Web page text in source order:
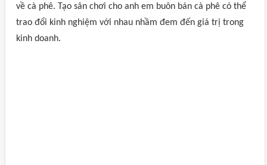
về cà phê. Tạo sân chơi cho anh em buôn bán cà phê có thể
trao đổi kinh nghiệm với nhau nhầm đem đến giá trị trong
kinh doanh.